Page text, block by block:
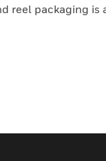
reel packaging is